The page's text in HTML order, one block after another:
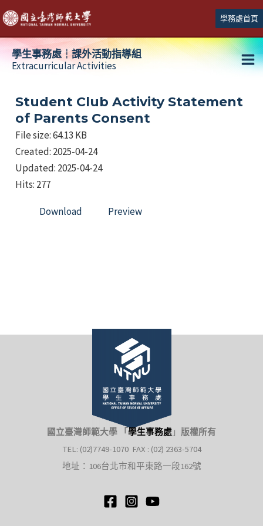
跳
至
主
學務處首頁
學生事務處┆課外活動指導組
Extracurricular Activities
Student Club Activity Statement
of Parents Consent
File size: 64.13 KB
Created: 2025-04-24
Updated: 2025-04-24
Hits: 277
Download Preview
國立臺灣師範大學 「 學生事務處 」 版權所有
TEL: (02)7749-1070 FAX : (02) 2363-5704
地址：106台北市和平東路一段162號